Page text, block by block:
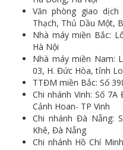
Văn phòng giao
Thạch, Thủ Dầu Một,
Nhà máy miền Bắc:
Hà Nội
Nhà máy miền Nam:
03, H. Đức Hòa, tỉnh
TTĐM miền Bắc: Số
Chi nhánh Vinh: Số
Cảnh Hoan- TP Vinh
Chi nhánh Đà Nẵng:
Khê, Đà Nẵng
Chi nhánh Hồ Chí